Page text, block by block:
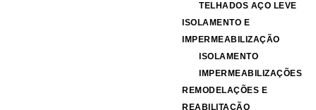
TELHADOS AÇO LEVE
ISOLAMENTO E
IMPERMEABILIZAÇÃO
ISOLAMENTO
IMPERMEABILIZAÇÕES
REMODELAÇÕES E
REABILITAÇÃO